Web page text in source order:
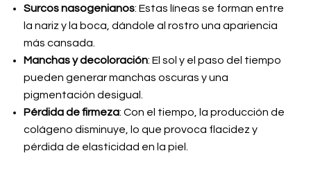
Surcos nasogenianos: Estas líneas se forman entre
la nariz y la boca, dándole al rostro una apariencia
más cansada.
Manchas y decoloración: El sol y el paso del tiempo
pueden generar manchas oscuras y una
pigmentación desigual.
Pérdida de firmeza: Con el tiempo, la producción de
colágeno disminuye, lo que provoca flacidez y
pérdida de elasticidad en la piel.